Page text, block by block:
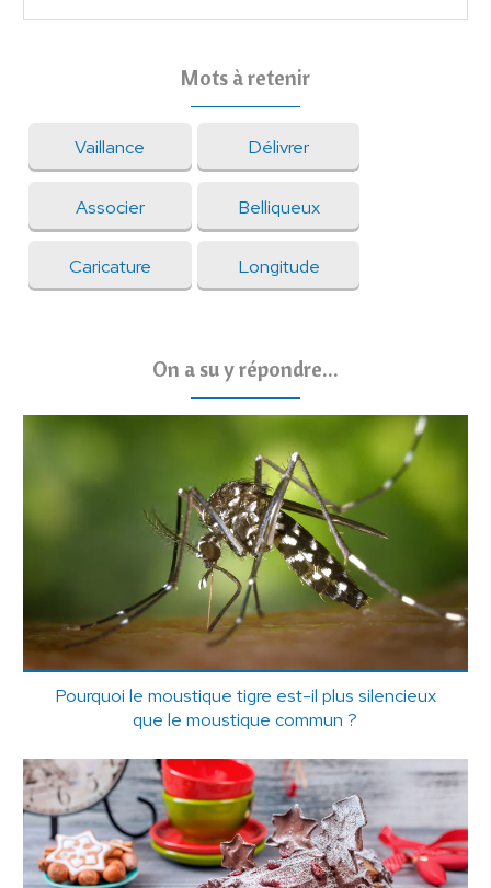
Mots à retenir
Vaillance Délivrer
Associer Belliqueux
Caricature Longitude
On a su y répondre...
Pourquoi le moustique tigre est-il plus silencieux
que le moustique commun ?